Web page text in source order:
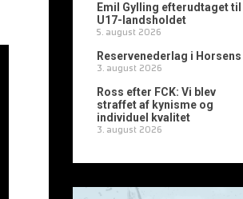
Emil Gylling efterudtaget til
U17-landsholdet
5. august 2026
Reservenederlag i Horsens
3. august 2026
Ross efter FCK: Vi blev
straffet af kynisme og
individuel kvalitet
3. august 2026